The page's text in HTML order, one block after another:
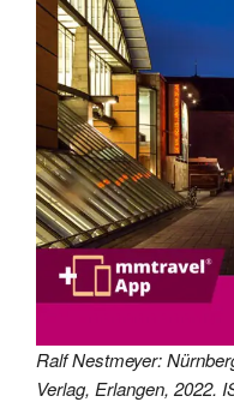
Ralf Nestmeyer:
Verlag, Erlangen, 2022.